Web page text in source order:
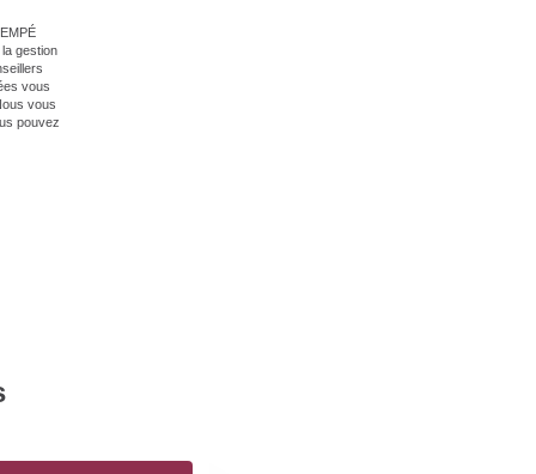
gestion
vous
vous
pouvez